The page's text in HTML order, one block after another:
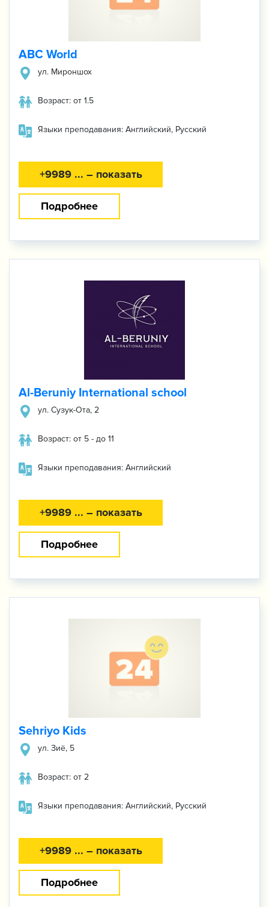
ABC World
ул. Мироншох
Возраст: от 1.5
Языки преподавания: Английский, Русский
+9989 ... – показать
Подробнее
Al-Beruniy International school
ул. Сузук-Ота, 2
Возраст: от 5 - до 11
Языки преподавания: Английский
+9989 ... – показать
Подробнее
Sehriyo Kids
ул. Зиё, 5
Возраст: от 2
Языки преподавания: Английский, Русский
+9989 ... – показать
Подробнее